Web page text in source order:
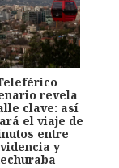
revela
clave: así
el viaje de
entre
y